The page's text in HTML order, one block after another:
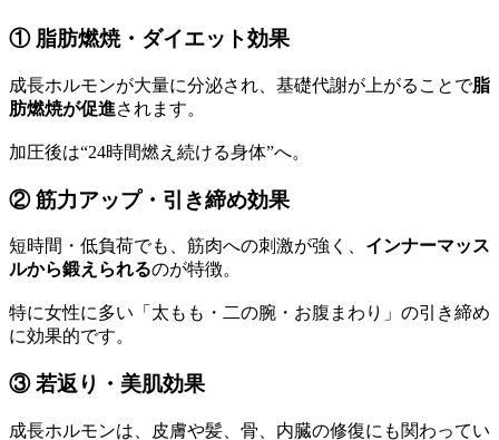
① 脂肪燃焼・ダイエット効果
成長ホルモンが大量に分泌され、基礎代謝が上がることで脂
肪燃焼が促進されます。
加圧後は“24時間燃え続ける身体”へ。
② 筋力アップ・引き締め効果
短時間・低負荷でも、筋肉への刺激が強く、 インナーマッス
ルから鍛えられるのが特徴。
特に女性に多い「太もも・二の腕・お腹まわり」の引き締め
に効果的です。
③ 若返り・美肌効果
成長ホルモンは、皮膚や髪、骨、内臓の修復にも関わってい